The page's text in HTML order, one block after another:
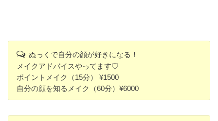
ぬっくで自分の顔が好きになる！
メイクアドバイスやってます♡
ポイントメイク（15分） ¥1500
自分の顔を知るメイク（60分）¥6000